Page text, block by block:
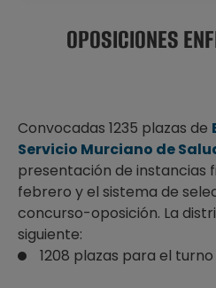
OPOSICIONES
Convocadas 1235 plazas de
Servicio Murciano de
presentación de instancias
febrero y el sistema de
concurso-oposición. La
siguiente:
1208 plazas para el